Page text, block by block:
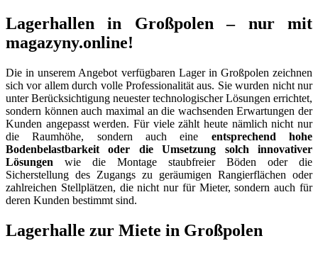
Lagerhallen in Großpolen – nur mit
magazyny.online!
Die in unserem Angebot verfügbaren Lager in Großpolen zeichnen
sich vor allem durch volle Professionalität aus. Sie wurden nicht nur
unter Berücksichtigung neuester technologischer Lösungen errichtet,
sondern können auch maximal an die wachsenden Erwartungen der
Kunden angepasst werden. Für viele zählt heute nämlich nicht nur
die Raumhöhe, sondern auch eine entsprechend hohe
Bodenbelastbarkeit oder die Umsetzung solch innovativer
Lösungen wie die Montage staubfreier Böden oder die
Sicherstellung des Zugangs zu geräumigen Rangierflächen oder
zahlreichen Stellplätzen, die nicht nur für Mieter, sondern auch für
deren Kunden bestimmt sind.
Lagerhalle zur Miete in Großpolen